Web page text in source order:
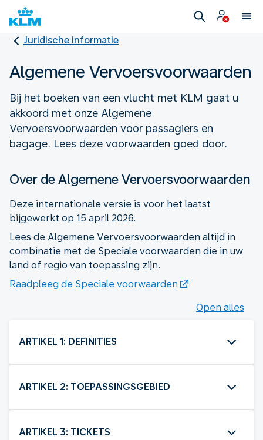
Juridische informatie
Algemene Vervoersvoorwaarden
Bij het boeken van een vlucht met KLM gaat u
akkoord met onze Algemene
Vervoersvoorwaarden voor passagiers en
bagage. Lees deze voorwaarden goed door.
Over de Algemene Vervoersvoorwaarden
Deze internationale versie is voor het laatst
bijgewerkt op 15 april 2026.
Lees de Algemene Vervoersvoorwaarden altijd in
combinatie met de Speciale voorwaarden die in uw
land of regio van toepassing zijn.
Raadpleeg de Speciale voorwaarden
Open alles
ARTIKEL 1: DEFINITIES
ARTIKEL 2: TOEPASSINGSGEBIED
ARTIKEL 3: TICKETS